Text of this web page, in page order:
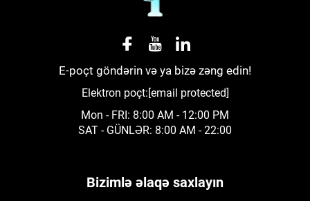
E-poçt göndərin və ya bizə zəng edin!
Elektron poçt:[email protected]
Mon - FRI: 8:00 AM - 12:00 PM
SAT - GÜNLƏR: 8:00 AM - 22:00
Bizimlə əlaqə saxlayın